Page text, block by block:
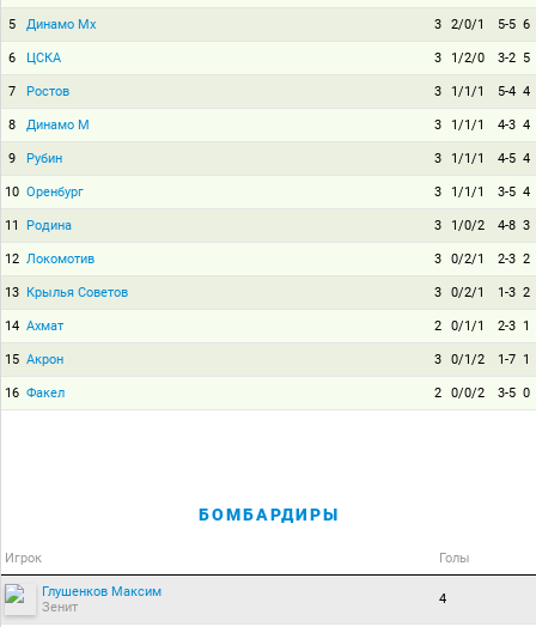
5 Динамо Мх 3 2/0/1 5-5 6
6 ЦСКА 3 1/2/0 3-2 5
7 Ростов 3 1/1/1 5-4 4
8 Динамо М 3 1/1/1 4-3 4
9 Рубин 3 1/1/1 4-5 4
10 Оренбург 3 1/1/1 3-5 4
11 Родина 3 1/0/2 4-8 3
12 Локомотив 3 0/2/1 2-3 2
13 Крылья Советов 3 0/2/1 1-3 2
14 Ахмат 2 0/1/1 2-3 1
15 Акрон 3 0/1/2 1-7 1
16 Факел 2 0/0/2 3-5 0
БОМБАРДИРЫ
Игрок Голы
Глушенков Максим
Зенит
4